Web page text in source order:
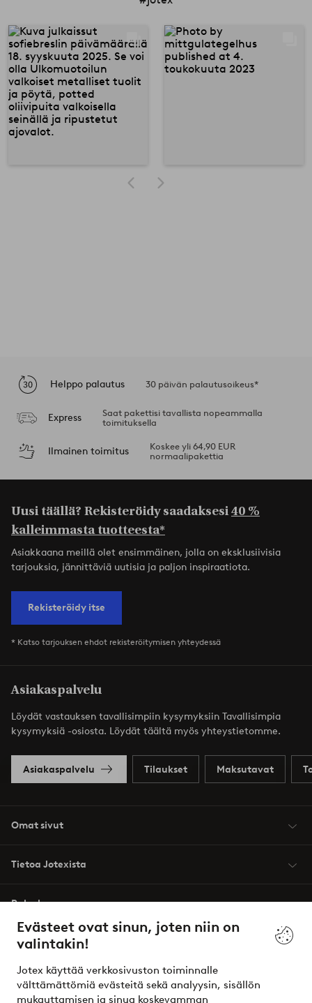
Evästeet ovat sinun, joten niin on
valintakin!
Jotex käyttää verkkosivuston toiminnalle
välttämättömiä evästeitä sekä analyysin, sisällön
mukauttamisen ja sinua koskevamman
Helppo palautus 30 päivän palautusoikeus*
Express
Saat pakettisi tavallista nopeammalla
toimituksella
Ilmainen toimitus
Koskee yli 64,90 EUR
normaalipakettia
Uusi täällä? Rekisteröidy saadaksesi40 %
kalleimmasta tuotteesta*
Asiakkaana meillä olet ensimmäinen, jolla on eksklusiivisia
tarjouksia, jännittäviä uutisia ja paljon inspiraatiota.
Rekisteröidy itse
* Katso tarjouksen ehdot rekisteröitymisen yhteydessä
Asiakaspalvelu
Löydät vastauksen tavallisimpiin kysymyksiin Tavallisimpia
kysymyksiä -osiosta. Löydät täältä myös yhteystietomme.
Asiakaspalvelu Tilaukset Maksutavat
Omat sivut
Tietoa Jotexista
Palvelumme
Ehdot
Ystävät